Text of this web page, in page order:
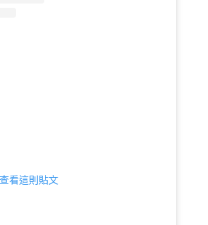
看這則貼文